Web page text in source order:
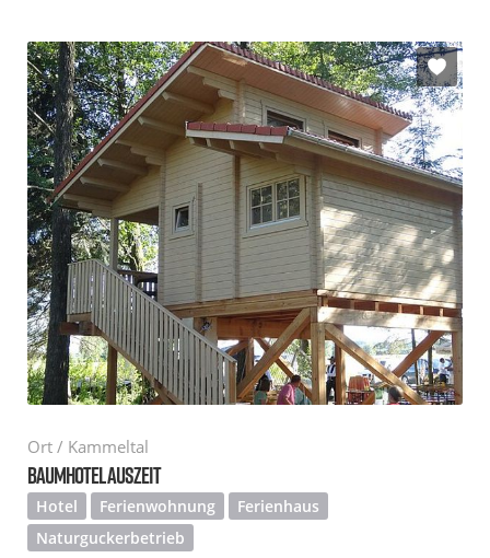
Ort / Kammeltal
BAUMHOTEL AUSZEIT
Hotel Ferienwohnung
Ferienhaus
Naturguckerbetrieb